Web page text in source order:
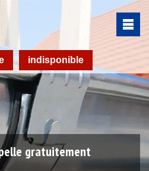
indisponible
gratuitement